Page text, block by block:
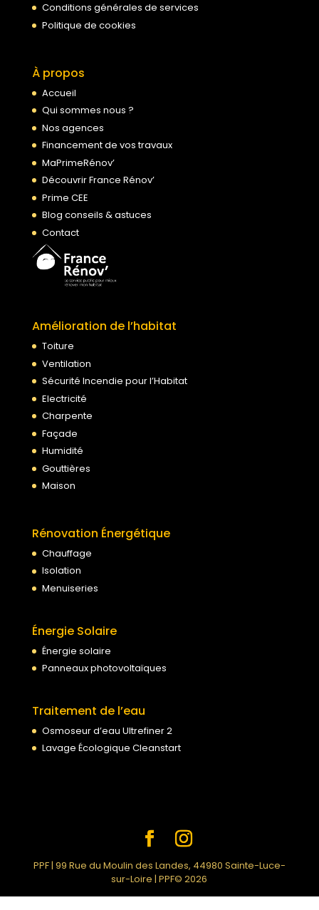
Conditions générales de services
Politique de cookies
À propos
Accueil
Qui sommes nous ?
Nos agences
Financement de vos travaux
MaPrimeRénov’
Découvrir France Rénov’
Prime CEE
Blog conseils & astuces
Contact
Amélioration de l’habitat
Toiture
Ventilation
Sécurité Incendie pour l’Habitat
Electricité
Charpente
Façade
Humidité
Gouttières
Maison
Rénovation Énergétique
Chauffage
Isolation
Menuiseries
Énergie Solaire
Énergie solaire
Panneaux photovoltaïques
Traitement de l’eau
Osmoseur d’eau Ultrefiner 2
Lavage Écologique Cleanstart
PPF | 99 Rue du Moulin des Landes, 44980 Sainte-Luce-
sur-Loire | PPF© 2026